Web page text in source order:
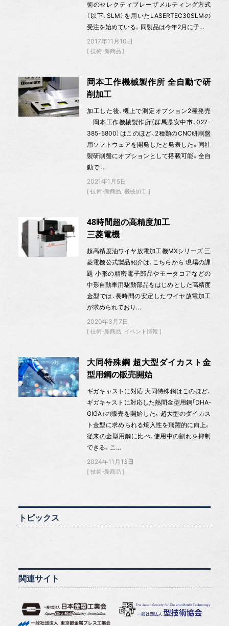
術のセレクティブレーザメルティング方式
（以下、SLM）を用いたLASERTEC30SLMの
受注を始めている。同製品は今年2月に子…
2017年11月10日
技術・新商品
岡本工作機械製作所 全自動で研
削加工
加工した後、機上で測定オプション2種発売
岡本工作機械製作所（群馬県安中市、027-
385-5800）はこのほど、2種類のCNC研削盤
用ソフトウェアを開発したと発表した。同社
製研削盤にオプションとして搭載可能。全自
動で…
2021年1月5日
技術・新商品 機械加工
48時間超の高精度加工
三菱電機
超高精度油ワイヤ放電加工機MXシリーズ 三
菱電機公式製品紹介は、こちらから 現場の課
題 小形の精密電子部品やモータコアなどの
中形自動車用駆動部品をはじめとした高精度
金型では、長時間の安定したワイヤ放電加工
が求められており…
2020年3月7日
技術・新商品 イベント情報
大同特殊鋼 超大型ダイカスト金
型用鋼の販売開始
ギガキャストに対応 大同特殊鋼はこのほど、
ギガキャストに対応した熱間金型用鋼「DHA‐
GIGA」の販売を開始した。超大型のダイカス
ト金型に求められる焼入性を飛躍的に向上。
従来の金型用鋼に比べ、使用中の割れを抑制
できる。こ…
2024年11月13日
技術・新商品
トピックス
関連サイト